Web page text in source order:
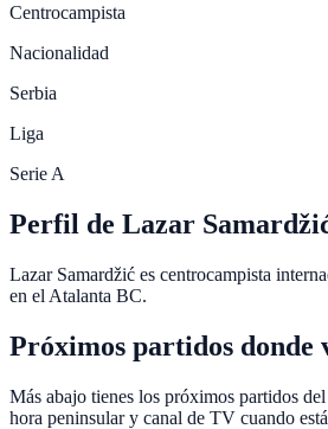
Centrocampista
Nacionalidad
Serbia
Liga
Serie A
Perfil de Lazar
Lazar Samardžić es centrocampista
en el Atalanta BC.
Próximos partidos donde
Más abajo tienes los próximos partidos
hora peninsular y canal de TV cuando